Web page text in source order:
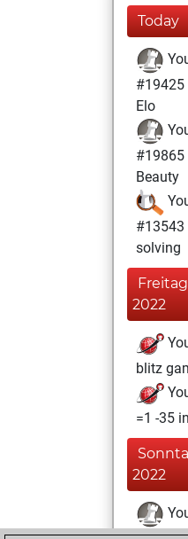
Today
#19425
Elo
#19865
Beauty
#13543
solving
2022
blitz
=1 -35
2022